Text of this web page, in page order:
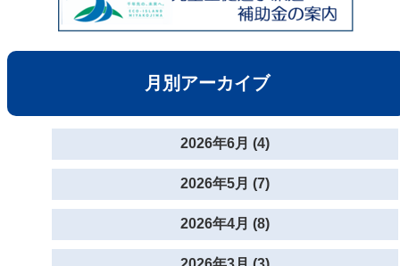
月別アーカイブ
2026年6月 (4)
2026年5月 (7)
2026年4月 (8)